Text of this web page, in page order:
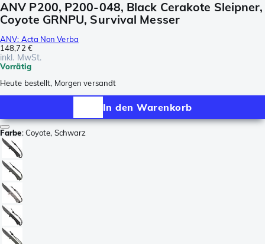
ANV P200, P200-048, Black Cerakote Sleipner,
Coyote GRNPU, Survival Messer
ANV: Acta Non Verba
148,72 €
inkl. MwSt.
Vorrätig
Heute bestellt, Morgen versandt
In den Warenkorb
Farbe:Coyote, Schwarz